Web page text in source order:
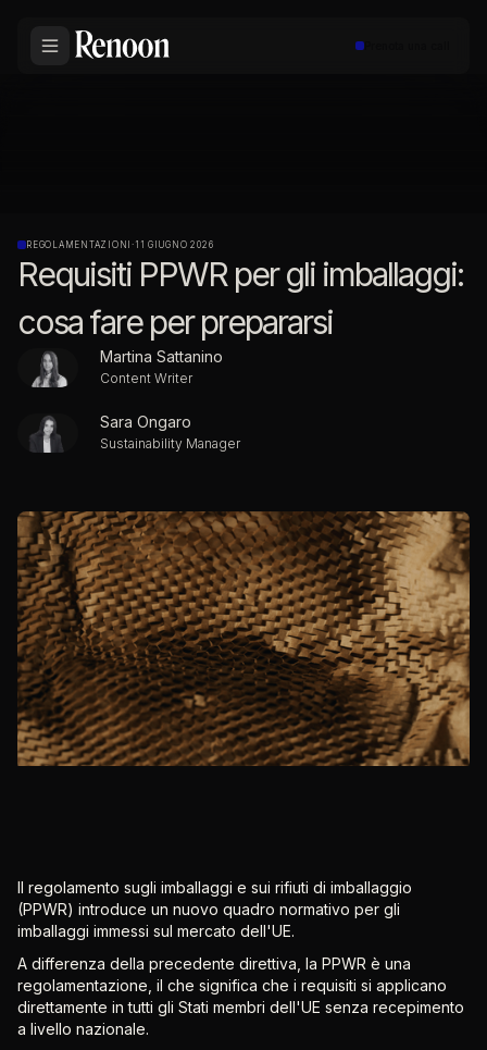
REGOLAMENTAZIONI · 11 GIUGNO 2026
Requisiti PPWR per gli imballaggi:
cosa fare per prepararsi
Martina Sattanino
Content Writer
Sara Ongaro
Sustainability Manager
Il regolamento sugli imballaggi e sui rifiuti di imballaggio
(PPWR) introduce un nuovo quadro normativo per gli
imballaggi immessi sul mercato dell'UE.
A differenza della precedente direttiva, la PPWR è una
regolamentazione, il che significa che i requisiti si applicano
direttamente in tutti gli Stati membri dell'UE senza recepimento
a livello nazionale.